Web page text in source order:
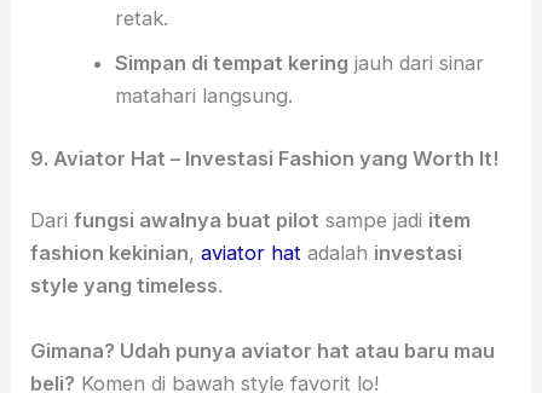
retak.
Simpan di tempat kering jauh dari sinar
matahari langsung.
9. Aviator Hat – Investasi Fashion yang Worth It!
Darifungsi awalnya buat pilot sampe jadi item
fashion kekinian,aviator hat adalah investasi
style yang timeless.
Gimana? Udah punya aviator hat atau baru mau
beli? Komen di bawah style favorit lo!